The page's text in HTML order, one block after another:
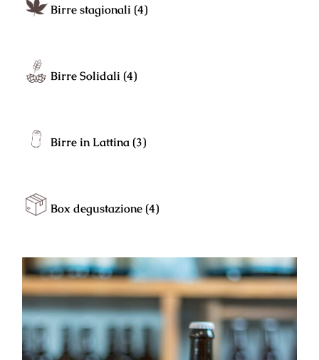
Birre stagionali (4)
Birre Solidali (4)
Birre in Lattina(3)
Box degustazione(4)